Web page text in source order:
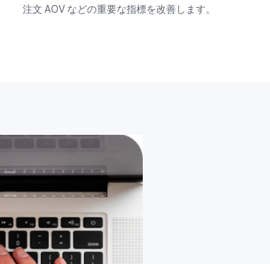
注文 AOV などの重要な指標を改善します。